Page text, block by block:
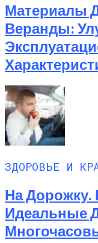
Материалы
Веранды:
ЗДОРОВЬЕ И
На Дорожку.
Идеальные